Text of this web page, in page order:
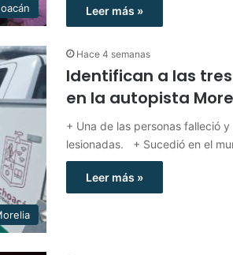
Leer más »
Hace 4 semanas
Identifican a las
en la autopista
+ Una de las personas falleció
lesionadas. + Sucedió en el
Leer más »